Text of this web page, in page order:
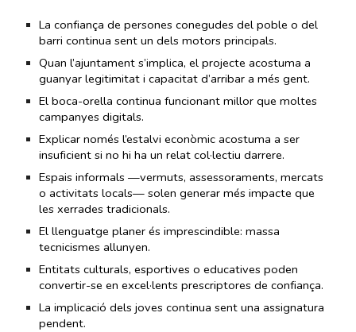
La confiança de persones conegudes del poble o del
barri continua sent un dels motors principals.
Quan l’ajuntament s’implica, el projecte acostuma a
guanyar legitimitat i capacitat d’arribar a més gent.
El boca-orella continua funcionant millor que moltes
campanyes digitals.
Explicar només l’estalvi econòmic acostuma a ser
insuficient si no hi ha un relat col·lectiu darrere.
Espais informals —vermuts, assessoraments, mercats
o activitats locals— solen generar més impacte que
les xerrades tradicionals.
El llenguatge planer és imprescindible: massa
tecnicismes allunyen.
Entitats culturals, esportives o educatives poden
convertir-se en excel·lents prescriptores de confiança.
La implicació dels joves continua sent una assignatura
pendent.